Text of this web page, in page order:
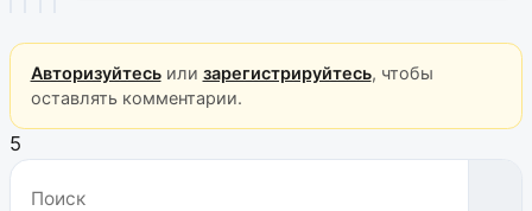
Авторизуйтесьили зарегистрируйтесь, чтобы
оставлять комментарии.
5